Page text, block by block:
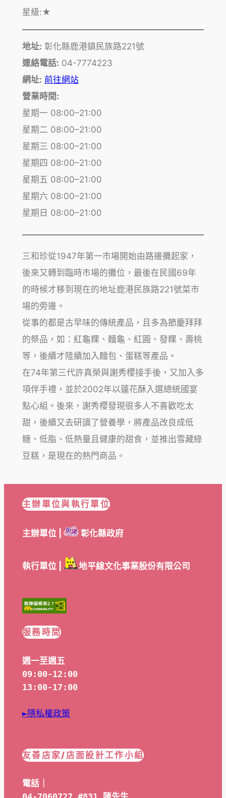
星級:★
地址: 彰化縣鹿港鎮民族路221號
連絡電話: 04-7774223
網址: 前往網站
營業時間:
星期一 08:00–21:00
星期二 08:00–21:00
星期三 08:00–21:00
星期四 08:00–21:00
星期五 08:00–21:00
星期六 08:00–21:00
星期日 08:00–21:00
三和珍從1947年第一市場開始由路邊攤起家，
後來又轉到臨時市場的攤位，最後在民國69年
的時候才移到現在的地址鹿港民族路221號菜市
場的旁邊。
從事的都是古早味的傳統產品，且多為節慶拜拜
的祭品，如：紅龜粿、麵龜、紅圓、發粿、壽桃
等，後續才陸續加入麵包、蛋糕等產品。
在74年第三代許真榮與謝秀櫻接手後，又加入多
項伴手禮，並於2002年以蓮花酥入選總統國宴
點心組。後來，謝秀櫻發現很多人不喜歡吃太
甜，後續又去研讀了營養學，將產品改良成低
糖、低脂、低熱量且健康的甜食，並推出雪藏綠
豆糕，是現在的熱門商品。
主辦單位與執行單位
主辦單位 | 彰化縣政府
執行單位 | 地平線文化事業股份有限公司
服務時間
週一至週五
09:00-12:00
13:00-17:00
►隱私權政策
友善店家/店面設計工作小組
電話｜